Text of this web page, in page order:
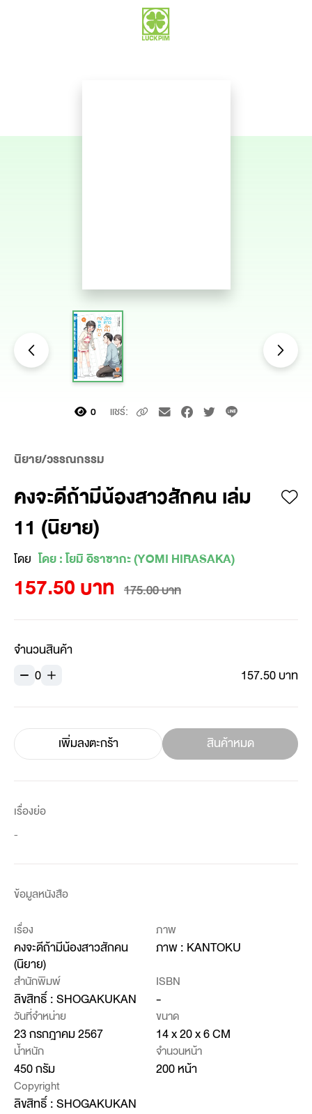
0 แชร์:
นิยาย/วรรณกรรม
คงจะดีถ้ามีน้องสาวสักคน เล่ม
11 (นิยาย)
โดย โดย : โยมิ อิราซากะ (YOMI HIRASAKA)
157.50 บาท 175.00 บาท
จำนวนสินค้า
0
157.50 บาท
เพิ่มลงตะกร้า สินค้าหมด
เรื่องย่อ
-
ข้อมูลหนังสือ
เรื่อง
คงจะดีถ้ามีน้องสาวสักคน
(นิยาย)
ภาพ
ภาพ : KANTOKU
สำนักพิมพ์
ลิขสิทธิ์ : SHOGAKUKAN
ISBN
-
วันที่จำหน่าย
23 กรกฎาคม 2567
ขนาด
14 x 20 x 6 CM
น้ำหนัก
450 กรัม
จำนวนหน้า
200 หน้า
Copyright
ลิขสิทธิ์ : SHOGAKUKAN